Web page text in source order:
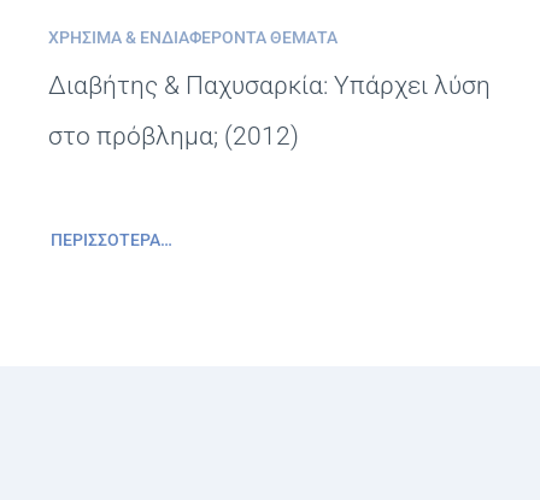
ΧΡΉΣΙΜΑ & ΕΝΔΙΑΦΈΡΟΝΤΑ ΘΈΜΑΤΑ
Διαβήτης & Παχυσαρκία: Υπάρχει λύση
στο πρόβλημα; (2012)
ΠΕΡΙΣΣΌΤΕΡΑ…